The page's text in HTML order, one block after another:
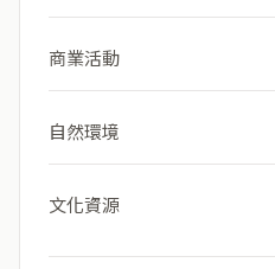
商業活動
自然環境
文化資源